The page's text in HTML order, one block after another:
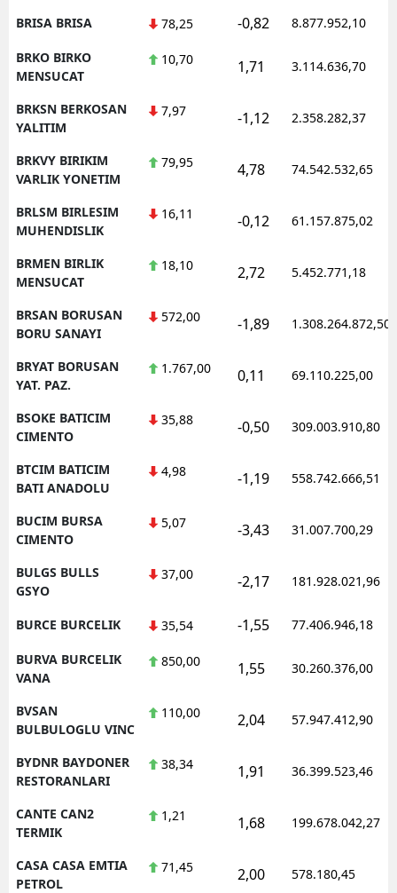
BRISA BRISA 78,25 -0,82 8.877.952,10
BRKO BIRKO
MENSUCAT
10,70 1,71 3.114.636,70
BRKSN BERKOSAN
YALITIM
7,97 -1,12 2.358.282,37
BRKVY BIRIKIM
VARLIK YONETIM
79,95 4,78 74.542.532,65
BRLSM BIRLESIM
MUHENDISLIK
16,11 -0,12 61.157.875,02
BRMEN BIRLIK
MENSUCAT
18,10 2,72 5.452.771,18
BRSAN BORUSAN
BORU SANAYI
572,00 -1,89 1.308.264.872,50
BRYAT BORUSAN
YAT. PAZ.
1.767,00 0,11 69.110.225,00
BSOKE BATICIM
CIMENTO
35,88 -0,50 309.003.910,80
BTCIM BATICIM
BATI ANADOLU
4,98 -1,19 558.742.666,51
BUCIM BURSA
CIMENTO
5,07 -3,43 31.007.700,29
BULGS BULLS
GSYO
37,00 -2,17 181.928.021,96
BURCE BURCELIK 35,54 -1,55 77.406.946,18
BURVA BURCELIK
VANA
850,00 1,55 30.260.376,00
BVSAN
BULBULOGLU VINC
110,00 2,04 57.947.412,90
BYDNR BAYDONER
RESTORANLARI
38,34 1,91 36.399.523,46
CANTE CAN2
TERMIK
1,21 1,68 199.678.042,27
CASA CASA EMTIA
PETROL
71,45 2,00 578.180,45